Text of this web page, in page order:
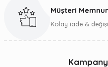
Müşteri
Kolay iade &